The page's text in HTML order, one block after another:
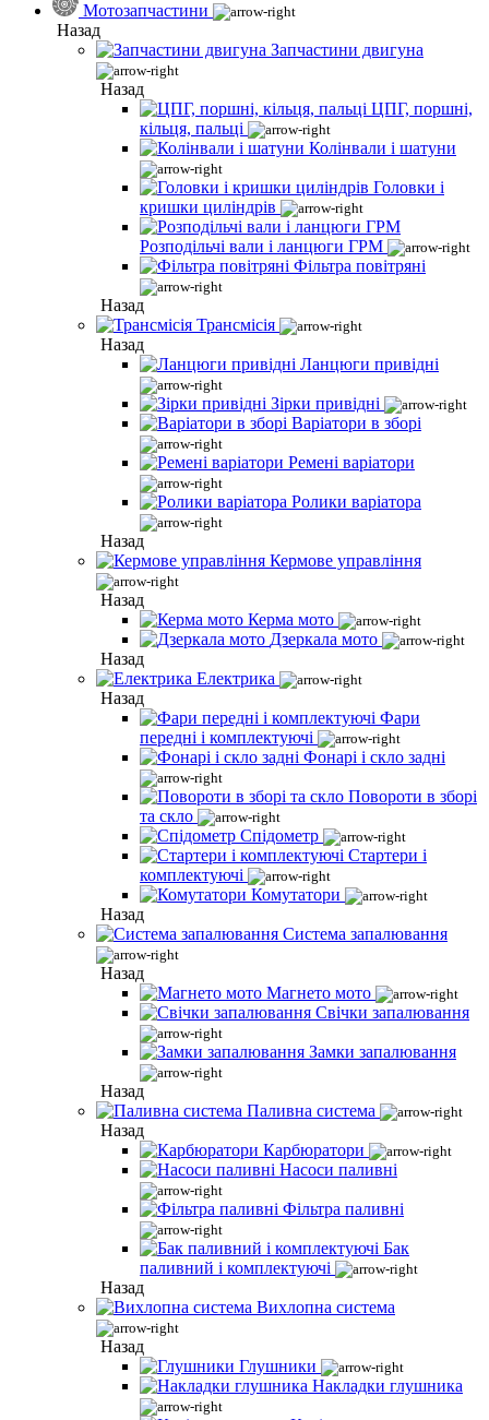
Мотозапчастини
Назад
Запчастини двигуна
Назад
ЦПГ, поршні,
кільця, пальці
Колінвали і шатуни
Головки і
кришки циліндрів
Розподільчі вали і ланцюги ГРМ
Фільтра повітряні
Назад
Трансмісія
Назад
Ланцюги привідні
Зірки привідні
Варіатори в зборі
Ремені варіатори
Ролики варіатора
Назад
Кермове управління
Назад
Керма мото
Дзеркала мото
Назад
Електрика
Назад
Фари
передні і комплектуючі
Фонарі і скло задні
Повороти в зборі
та скло
Спідометр
Стартери і
комплектуючі
Комутатори
Назад
Система запалювання
Назад
Магнето мото
Свічки запалювання
Замки запалювання
Назад
Паливна система
Назад
Карбюратори
Насоси паливні
Фільтра паливні
Бак
паливний і комплектуючі
Назад
Вихлопна система
Назад
Глушники
Накладки глушника